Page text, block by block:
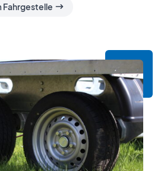
Fahrgestelle